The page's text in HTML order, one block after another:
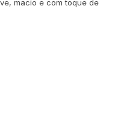
macio e com toque de